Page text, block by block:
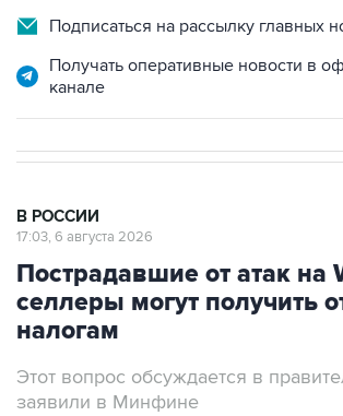
Подписаться на рассылку главных
Получать оперативные новости в
канале
В РОССИИ
17:03, 6 августа 2026
Пострадавшие от атак на
селлеры могут получить
налогам
Этот вопрос обсуждается в
заявили в Минфине